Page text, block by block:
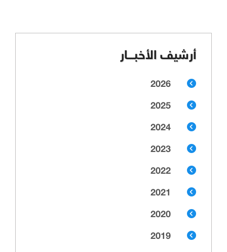
أرشيف الأخبـــار
2026
2025
2024
2023
2022
2021
2020
2019